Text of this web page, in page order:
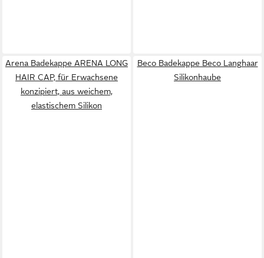
Arena Badekappe ARENA LONG
HAIR CAP, für Erwachsene
konzipiert, aus weichem,
elastischem Silikon
Beco Badekappe Beco Langhaar
Silikonhaube